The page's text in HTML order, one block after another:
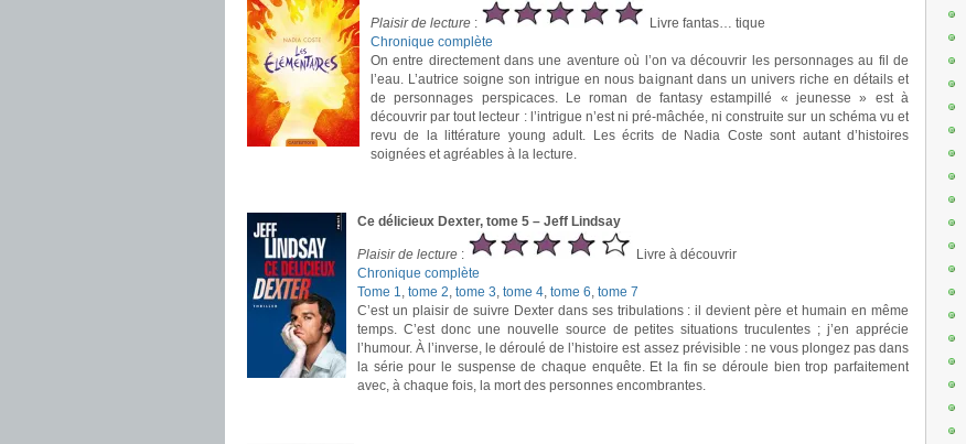
Plaisir de lecture :
Livre fantas… tique
Chronique complète
On entre directement dans une aventure où l’on va découvrir les personnages au fil de
l’eau. L’autrice soigne son intrigue en nous baignant dans un univers riche en détails et
de personnages perspicaces. Le roman de fantasy estampillé « jeunesse » est à
découvrir par tout lecteur : l’intrigue n’est ni pré-mâchée, ni construite sur un schéma vu et
revu de la littérature young adult. Les écrits de Nadia Coste sont autant d’histoires
soignées et agréables à la lecture.
Ce délicieux Dexter, tome 5 – Jeff Lindsay
Plaisir de lecture :
Livre à découvrir
Chronique complète
Tome 1, tome 2, tome 3, tome 4, tome 6, tome 7
C’est un plaisir de suivre Dexter dans ses tribulations : il devient père et humain en même
temps. C’est donc une nouvelle source de petites situations truculentes ; j’en apprécie
l’humour. À l’inverse, le déroulé de l’histoire est assez prévisible : ne vous plongez pas dans
la série pour le suspense de chaque enquête. Et la fin se déroule bien trop parfaitement
avec, à chaque fois, la mort des personnes encombrantes.